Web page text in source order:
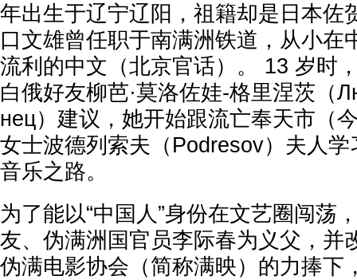
年出生于辽宁辽阳，祖籍却是日本佐
口文雄曾任职于南满洲铁道，从小在
流利的中文（北京官话）。 13 岁时
白俄好友柳芭·莫洛佐娃-格里涅茨（
нец）建议，她开始跟流亡奉天市（
女士波德列索夫（Podresov）夫人
音乐之路。
为了能以“中国人”身份在文艺圈闯荡
友、伪满洲国官员李际春为义父，并
伪满电影协会（简称满映）的力捧下